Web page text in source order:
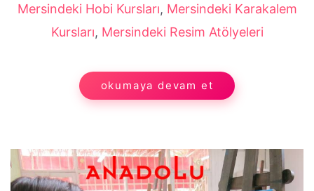
Mersindeki Hobi Kursları, Mersindeki Karakalem
Kursları, Mersindeki Resim Atölyeleri
okumaya devam et